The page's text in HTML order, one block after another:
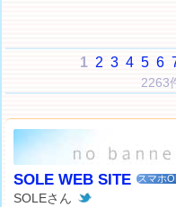
1 2 3 4 5 6
2263
SOLE WEB SITE スマホ
SOLEさん